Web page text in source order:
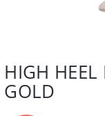
HIGH
GOLD